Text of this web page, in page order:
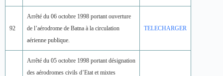
92
Arrêté du 06 octobre 1998 portant ouverture
de l’aérodrome de Batna à la circulation
aérienne publique.
TELECHARGER
Arrêté du 05 octobre 1998 portant désignation
des aérodromes civils d’Etat et mixtes